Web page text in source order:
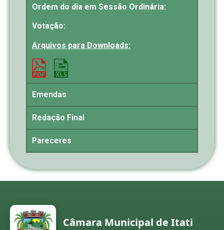
Ordem do dia em Sessão Ordinária:
Votação:
Arquivos para Downloads:
Emendas
Redação Final
Pareceres
Câmara Municipal de Itati